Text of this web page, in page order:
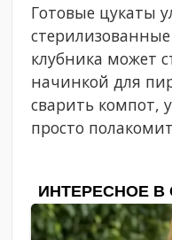
Готовые цукаты
клубника может
начинкой для
сварить компот,
просто